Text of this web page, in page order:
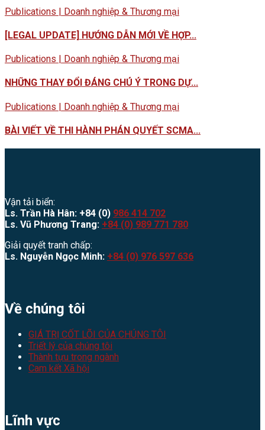
Publications | Doanh nghiệp & Thương mại
[LEGAL UPDATE] HƯỚNG DẪN MỚI VỀ HỢP...
Publications | Doanh nghiệp & Thương mại
NHỮNG THAY ĐỔI ĐÁNG CHÚ Ý TRONG DỰ...
Publications | Doanh nghiệp & Thương mại
BÀI VIẾT VỀ THI HÀNH PHÁN QUYẾT SCMA...
Vận tải biển:
Ls. Trần Hà Hân: +84 (0) 986 414 702
Ls. Vũ Phương Trang: +84 (0) 989 771 780
Giải quyết tranh chấp:
Ls. Nguyễn Ngọc Minh: +84 (0) 976 597 636
Về chúng tôi
GIÁ TRỊ CỐT LÕI CỦA CHÚNG TÔI
Triết lý của chúng tôi
Thành tựu trong ngành
Cam kết Xã hội
Lĩnh vực